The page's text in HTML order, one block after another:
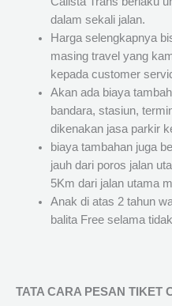
dalam sekali jalan.
Harga selengkapnya
masing travel yang
kepada customer
Akan ada biaya
bandara, stasiun,
dikenakan jasa parkir
biaya tambahan juga
jauh dari poros jalan
5Km dari jalan utama
Anak di atas 2 tahun
balita Free selama
TATA CARA PESAN TIKET